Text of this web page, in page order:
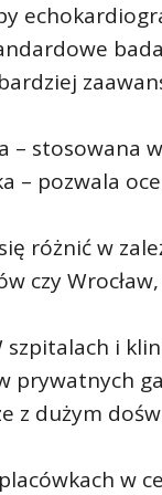
– stosowana
pozwala
różnić w
czy
szpitalach i
prywatnych
z dużym
w